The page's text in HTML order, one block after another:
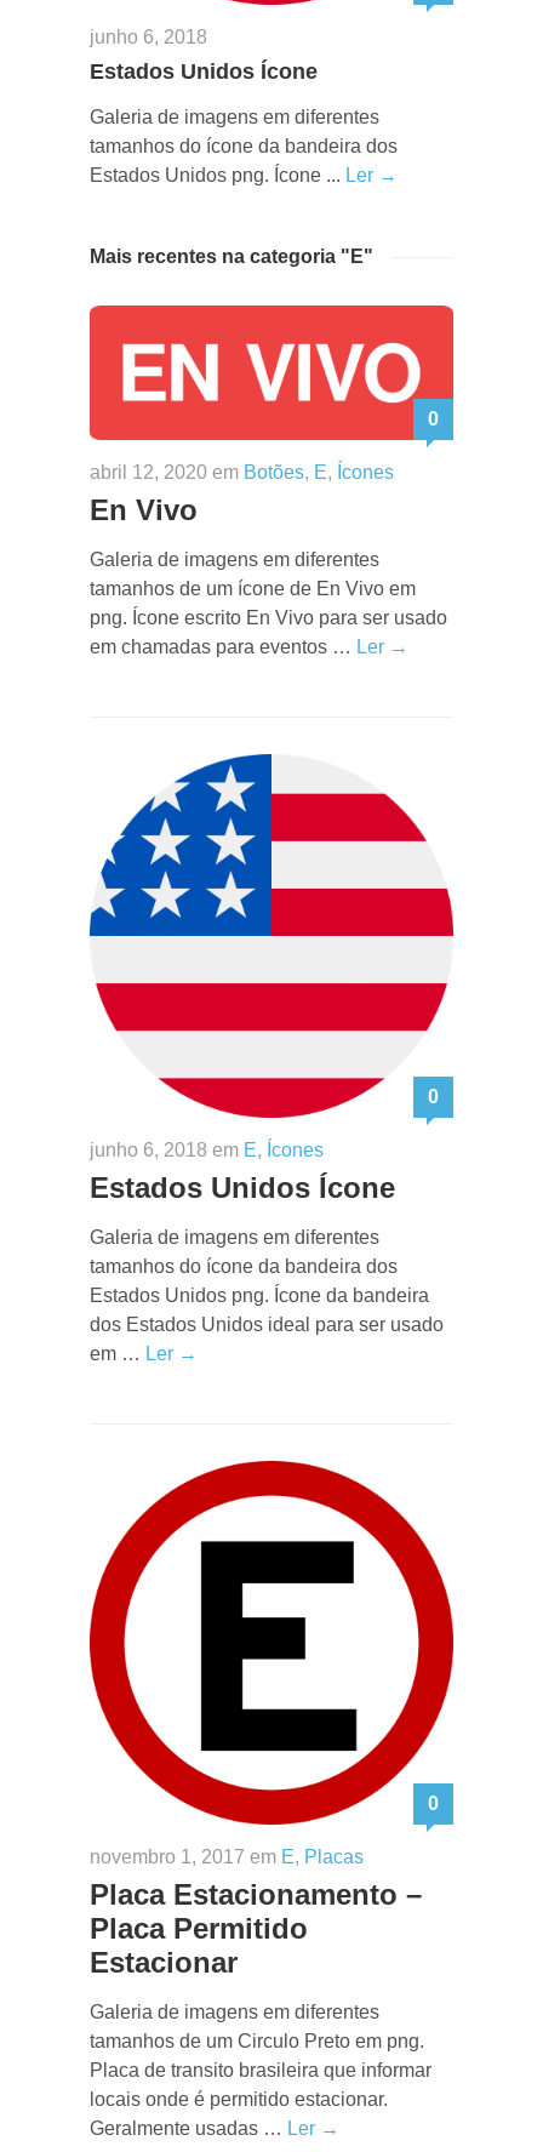
junho 6, 2018
Estados Unidos Ícone
Galeria de imagens em diferentes
tamanhos do ícone da bandeira dos
Estados Unidos png. Ícone ... Ler →
Mais recentes na categoria "E"
0
abril 12, 2020 em Botões, E, Ícones
En Vivo
Galeria de imagens em diferentes
tamanhos de um ícone de En Vivo em
png. Ícone escrito En Vivo para ser usado
em chamadas para eventos … Ler →
0
junho 6, 2018 em E, Ícones
Estados Unidos Ícone
Galeria de imagens em diferentes
tamanhos do ícone da bandeira dos
Estados Unidos png. Ícone da bandeira
dos Estados Unidos ideal para ser usado
em … Ler →
0
novembro 1, 2017 em E, Placas
Placa Estacionamento –
Placa Permitido
Estacionar
Galeria de imagens em diferentes
tamanhos de um Circulo Preto em png.
Placa de transito brasileira que informar
locais onde é permitido estacionar.
Geralmente usadas … Ler →